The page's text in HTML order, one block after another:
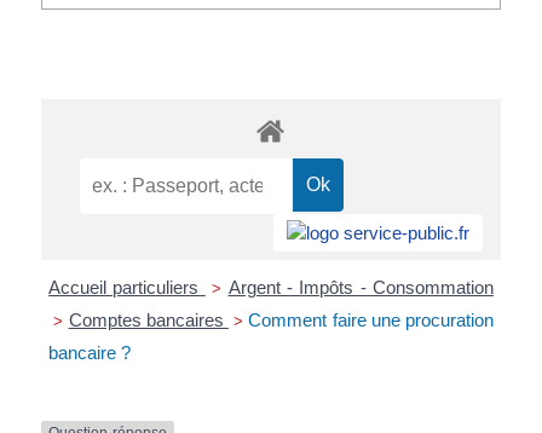
Accueil particuliers > Argent - Impôts - Consommation
> Comptes bancaires > Comment faire une procuration
bancaire ?